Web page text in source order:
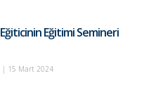
Eğiticinin Eğitimi Semineri
| 15 Mart 2024